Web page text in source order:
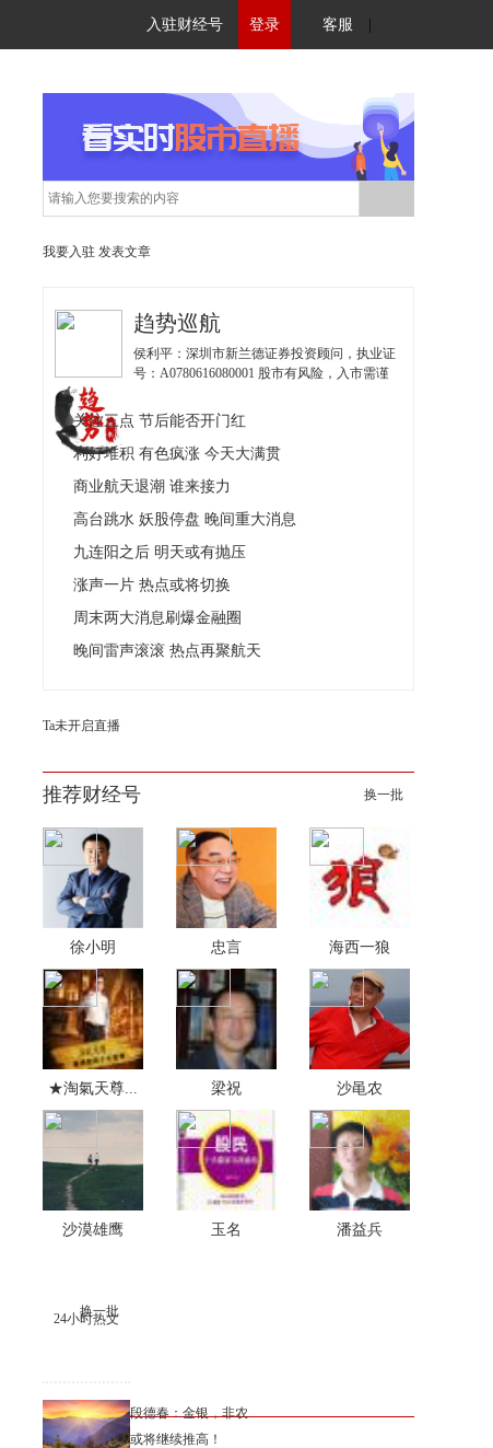
入驻财经号 登录 客服
我要入驻 发表文章
趋势巡航
侯利平：深圳市新兰德证券投资顾问，执业证
号：A0780616080001 股市有风险，入市需谨
2016年、2014年证券之星年度冠军；2016年网
易唯一财经网红；中国股市好榜样季军；首届
中国投顾大赛明星赛第二名。所有以我们名义
关注三点 节后能否开门红
利好堆积 有色疯涨 今天大满贯
商业航天退潮 谁来接力
高台跳水 妖股停盘 晚间重大消息
九连阳之后 明天或有抛压
涨声一片 热点或将切换
周末两大消息刷爆金融圈
晚间雷声滚滚 热点再聚航天
Ta未开启直播
推荐财经号 换一批
徐小明 忠言 海西一狼
★淘氣天尊... 梁祝 沙黾农
沙漠雄鹰 玉名 潘益兵
24小时热文
换一批
段德春：金银，非农
或将继续推高！